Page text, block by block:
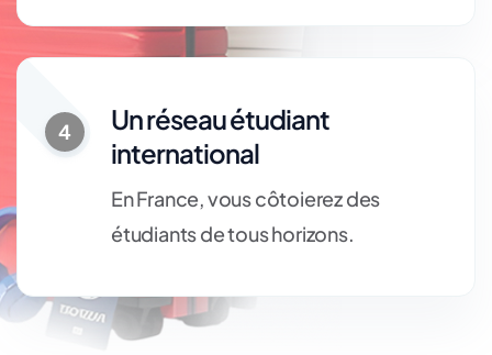
4
Un réseau étudiant
international
En France, vous côtoierez des
étudiants de tous horizons.